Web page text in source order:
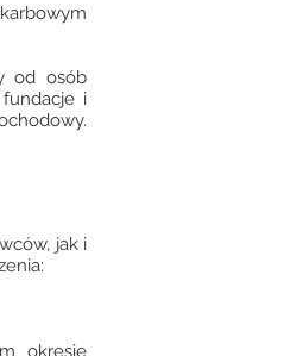
od osób
i
jak i
okresie